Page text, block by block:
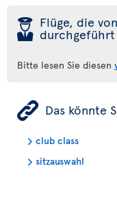
þ Flüge, die
Bitte lesen Sie diesen
ÿ Das könnte
club class
sitzauswahl